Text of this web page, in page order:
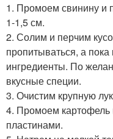
1. Промоем свинину и
1-1,5 см.
2. Солим и перчим
пропитываться, а
ингредиенты. По
вкусные специи.
3. Очистим крупную
4. Промоем
пластинами.